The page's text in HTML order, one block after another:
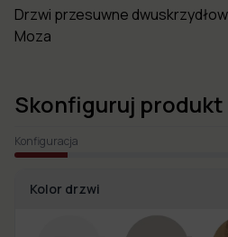
Drzwi przesuwne
Moza
Skonfiguruj produkt
Konfiguracja
Kolor drzwi